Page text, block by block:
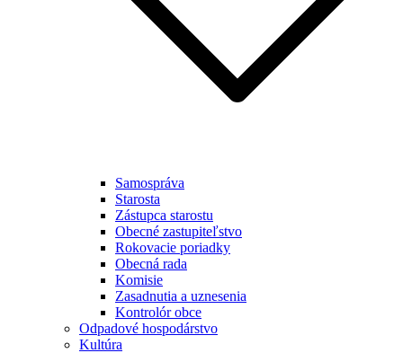
Samospráva
Starosta
Zástupca starostu
Obecné zastupiteľstvo
Rokovacie poriadky
Obecná rada
Komisie
Zasadnutia a uznesenia
Kontrolór obce
Odpadové hospodárstvo
Kultúra